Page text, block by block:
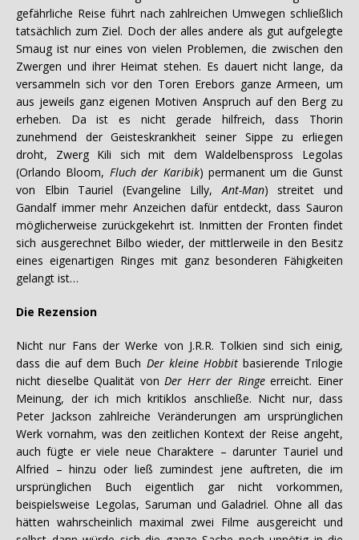
gefährliche Reise führt nach zahlreichen Umwegen schließlich
tatsächlich zum Ziel. Doch der alles andere als gut aufgelegte
Smaug ist nur eines von vielen Problemen, die zwischen den
Zwergen und ihrer Heimat stehen. Es dauert nicht lange, da
versammeln sich vor den Toren Erebors ganze Armeen, um
aus jeweils ganz eigenen Motiven Anspruch auf den Berg zu
erheben. Da ist es nicht gerade hilfreich, dass Thorin
zunehmend der Geisteskrankheit seiner Sippe zu erliegen
droht, Zwerg Kili sich mit dem Waldelbenspross Legolas
(Orlando Bloom, Fluch der Karibik) permanent um die Gunst
von Elbin Tauriel (Evangeline Lilly, Ant-Man) streitet und
Gandalf immer mehr Anzeichen dafür entdeckt, dass Sauron
möglicherweise zurückgekehrt ist. Inmitten der Fronten findet
sich ausgerechnet Bilbo wieder, der mittlerweile in den Besitz
eines eigenartigen Ringes mit ganz besonderen Fähigkeiten
gelangt ist…
Die Rezension
Nicht nur Fans der Werke von J.R.R. Tolkien sind sich einig,
dass die auf dem Buch Der kleine Hobbitbasierende Trilogie
nicht dieselbe Qualität von Der Herr der Ringeerreicht. Einer
Meinung, der ich mich kritiklos anschließe. Nicht nur, dass
Peter Jackson zahlreiche Veränderungen am ursprünglichen
Werk vornahm, was den zeitlichen Kontext der Reise angeht,
auch fügte er viele neue Charaktere – darunter Tauriel und
Alfried – hinzu oder ließ zumindest jene auftreten, die im
ursprünglichen Buch eigentlich gar nicht vorkommen,
beispielsweise Legolas, Saruman und Galadriel. Ohne all das
hätten wahrscheinlich maximal zwei Filme ausgereicht und